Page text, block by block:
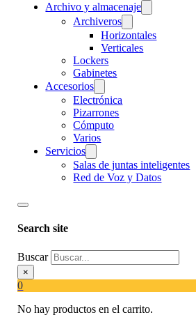
Archivo y almacenaje
Archiveros
Horizontales
Verticales
Lockers
Gabinetes
Accesorios
Electrónica
Pizarrones
Cómputo
Varios
Servicios
Salas de juntas inteligentes
Red de Voz y Datos
Search site
Buscar
×
0
No hay productos en el carrito.